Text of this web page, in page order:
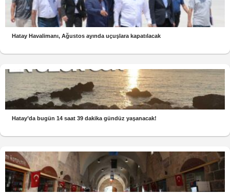
Hatay Havalimanı, Ağustos ayında uçuşlara kapatılacak
Hatay’da bugün 14 saat 39 dakika gündüz yaşanacak!